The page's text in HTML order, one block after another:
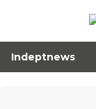
Indeptnews